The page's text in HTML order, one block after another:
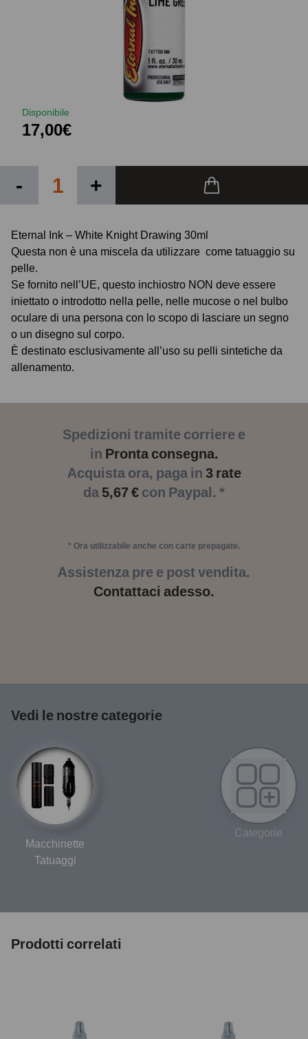
Disponibile
17,00€
- +
Eternal Ink – White Knight Drawing 30ml
Questa non è una miscela da utilizzare come tatuaggio su
pelle.
Se fornito nell’UE, questo inchiostro NON deve essere
iniettato o introdotto nella pelle, nelle mucose o nel bulbo
oculare di una persona con lo scopo di lasciare un segno
o un disegno sul corpo.
È destinato esclusivamente all’uso su pelli sintetiche da
allenamento.
Spedizioni tramite corriere e
in Pronta consegna.
Acquista ora, paga in 3 rate
da 5,67 € con Paypal. *
* Ora utilizzabile anche con carte prepagate.
Assistenza pre e post vendita.
Contattaci adesso.
Vedi le nostre categorie
Macchinette
Tatuaggi
Categorie
Prodotti correlati